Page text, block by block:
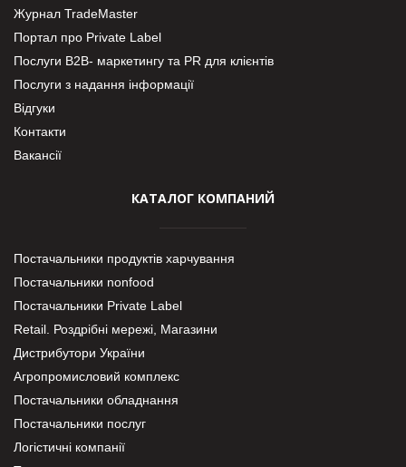
Журнал TradeMaster
Портал про Private Label
Послуги В2В- маркетингу та PR для клієнтів
Послуги з надання інформації
Відгуки
Контакти
Вакансії
КАТАЛОГ КОМПАНИЙ
Постачальники продуктів харчування
Постачальники nonfood
Постачальники Private Label
Retail. Роздрібні мережі, Магазини
Дистрибутори України
Агропромисловий комплекс
Постачальники обладнання
Постачальники послуг
Логістичні компанії